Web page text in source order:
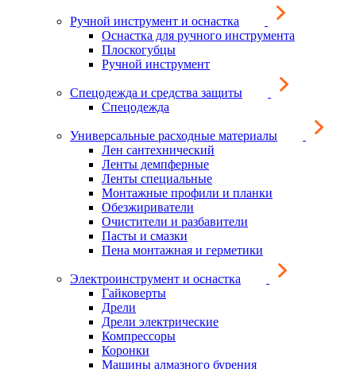
Ручной инструмент и оснастка
Оснастка для ручного инструмента
Плоскогубцы
Ручной инструмент
Спецодежда и средства защиты
Спецодежда
Универсальные расходные материалы
Лен сантехнический
Ленты демпферные
Ленты специальные
Монтажные профили и планки
Обезжириватели
Очистители и разбавители
Пасты и смазки
Пена монтажная и герметики
Электроинструмент и оснастка
Гайковерты
Дрели
Дрели электрические
Компрессоры
Коронки
Машины алмазного бурения